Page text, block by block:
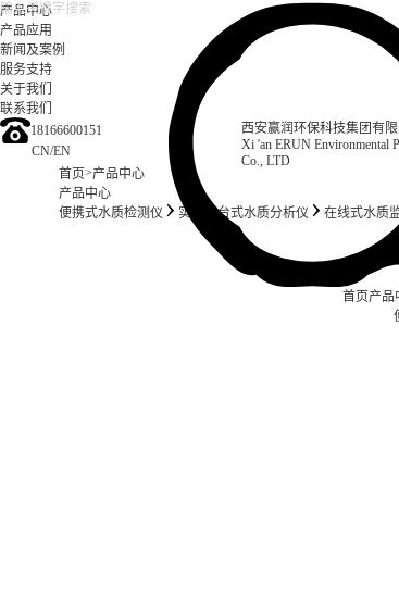
西安赢润环保科技集团有限
Xi 'an ERUN Environmental
Co., LTD
首页产品
产品中心
产品应用
新闻及案例
服务支持
关于我们
联系我们
18166600151
CN/EN
首页>产品中心
产品中心
便携式水质检测仪
实验室台式水质分析仪 在线式水质